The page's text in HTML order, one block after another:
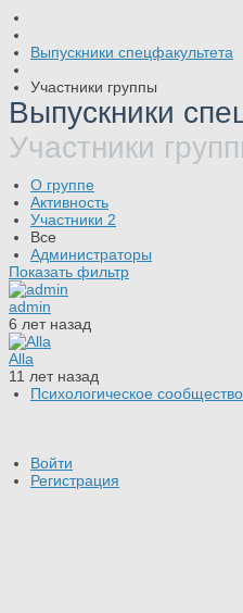
Выпускники спецфакультета
Участники группы
Выпускники
Участники
О группе
Активность
Участники 2
Все
Администраторы
Показать фильтр
admin
6 лет назад
Alla
11 лет назад
Психологическое
Войти
Регистрация